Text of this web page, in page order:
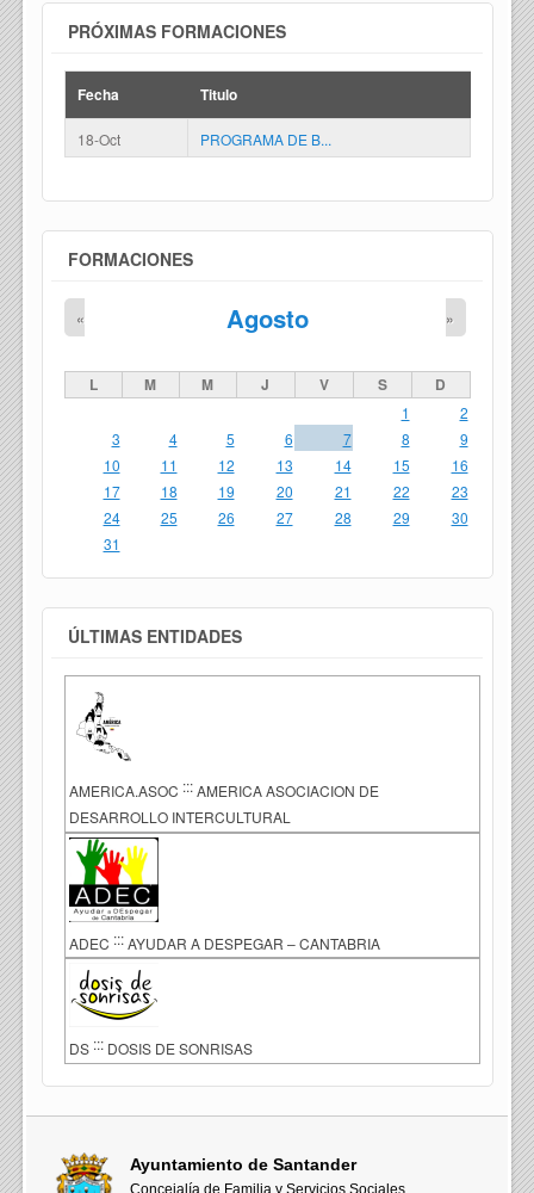
PRÓXIMAS FORMACIONES
Fecha Titulo
18-Oct PROGRAMA DE B...
FORMACIONES
Agosto
« »
L M M J V S D
1
2
3
4 5 6 7 8
9
10
11 12 13 14 15
16
17
18 19 20 21 22
23
24
25 26 27 28 29
30
31
ÚLTIMAS ENTIDADES
AMERICA.ASOC ::: AMERICA ASOCIACION DE
DESARROLLO INTERCULTURAL
ADEC ::: AYUDAR A DESPEGAR – CANTABRIA
DS ::: DOSIS DE SONRISAS
Ayuntamiento de Santander
Concejalía de Familia y Servicios Sociales